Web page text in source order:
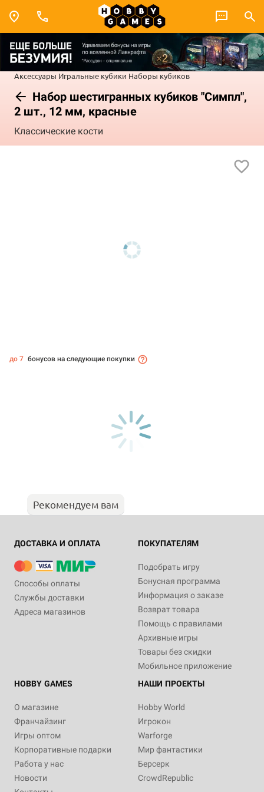
Аксессуары Игральные кубики Наборы кубиков
Набор шестигранных кубиков "Симпл",
2 шт., 12 мм, красные
Классические кости
до 7 бонусов на следующие покупки
Рекомендуем вам
ДОСТАВКА И ОПЛАТА
Способы оплаты
Службы доставки
Адреса магазинов
ПОКУПАТЕЛЯМ
Подобрать игру
Бонусная программа
Информация о заказе
Возврат товара
Помощь с правилами
Архивные игры
Товары без скидки
Мобильное приложение
HOBBY GAMES
О магазине
Франчайзинг
Игры оптом
Корпоративные подарки
Работа у нас
Новости
НАШИ ПРОЕКТЫ
Hobby World
Игрокон
Warforge
Мир фантастики
Берсерк
CrowdRepublic